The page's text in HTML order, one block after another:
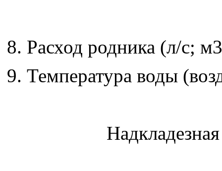
8. Расход родника (л/с;
9. Температура воды